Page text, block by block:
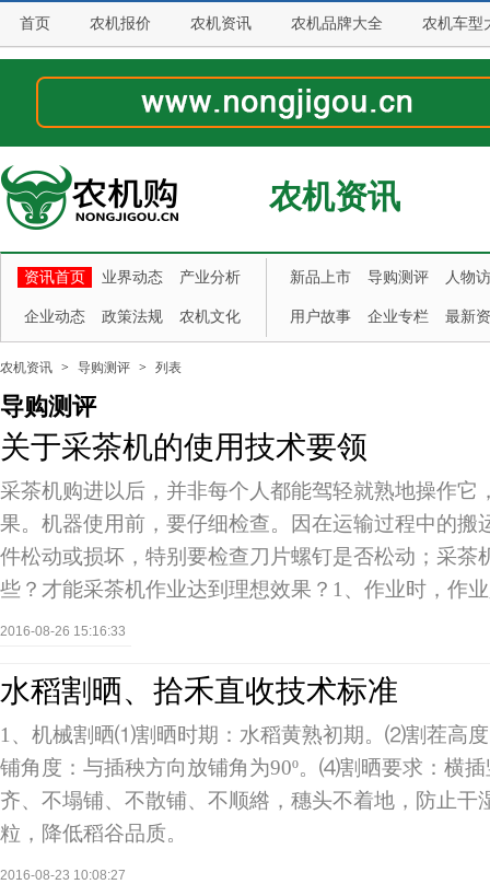
首页 农机报价 农机资讯 农机品牌大全 农机车型
农机资讯
资讯首页 业界动态 产业分析
企业动态 政策法规 农机文化
新品上市 导购测评 人物
用户故事 企业专栏 最新
农机资讯 > 导购测评 > 列表
导购测评
关于采茶机的使用技术要领
采茶机购进以后，并非每个人都能驾轻就熟地操作它
果。机器使用前，要仔细检查。因在运输过程中的搬
件松动或损坏，特别要检查刀片螺钉是否松动；采茶
些？才能采茶机作业达到理想效果？1、作业时，作
2016-08-26 15:16:33
水稻割晒、拾禾直收技术标准
1、机械割晒⑴割晒时期：水稻黄熟初期。⑵割茬高
铺角度：与插秧方向放铺角为90º。⑷割晒要求：横
齐、不塌铺、不散铺、不顺綹，穗头不着地，防止干
粒，降低稻谷品质。
2016-08-23 10:08:27